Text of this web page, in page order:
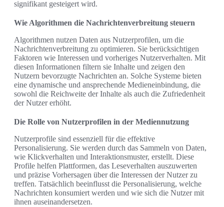
signifikant gesteigert wird.
Wie Algorithmen die Nachrichtenverbreitung steuern
Algorithmen nutzen Daten aus Nutzerprofilen, um die
Nachrichtenverbreitung zu optimieren. Sie berücksichtigen
Faktoren wie Interessen und vorheriges Nutzerverhalten. Mit
diesen Informationen filtern sie Inhalte und zeigen den
Nutzern bevorzugte Nachrichten an. Solche Systeme bieten
eine dynamische und ansprechende Medieneinbindung, die
sowohl die Reichweite der Inhalte als auch die Zufriedenheit
der Nutzer erhöht.
Die Rolle von Nutzerprofilen in der Mediennutzung
Nutzerprofile sind essenziell für die effektive
Personalisierung. Sie werden durch das Sammeln von Daten,
wie Klickverhalten und Interaktionsmuster, erstellt. Diese
Profile helfen Plattformen, das Leseverhalten auszuwerten
und präzise Vorhersagen über die Interessen der Nutzer zu
treffen. Tatsächlich beeinflusst die Personalisierung, welche
Nachrichten konsumiert werden und wie sich die Nutzer mit
ihnen auseinandersetzen.